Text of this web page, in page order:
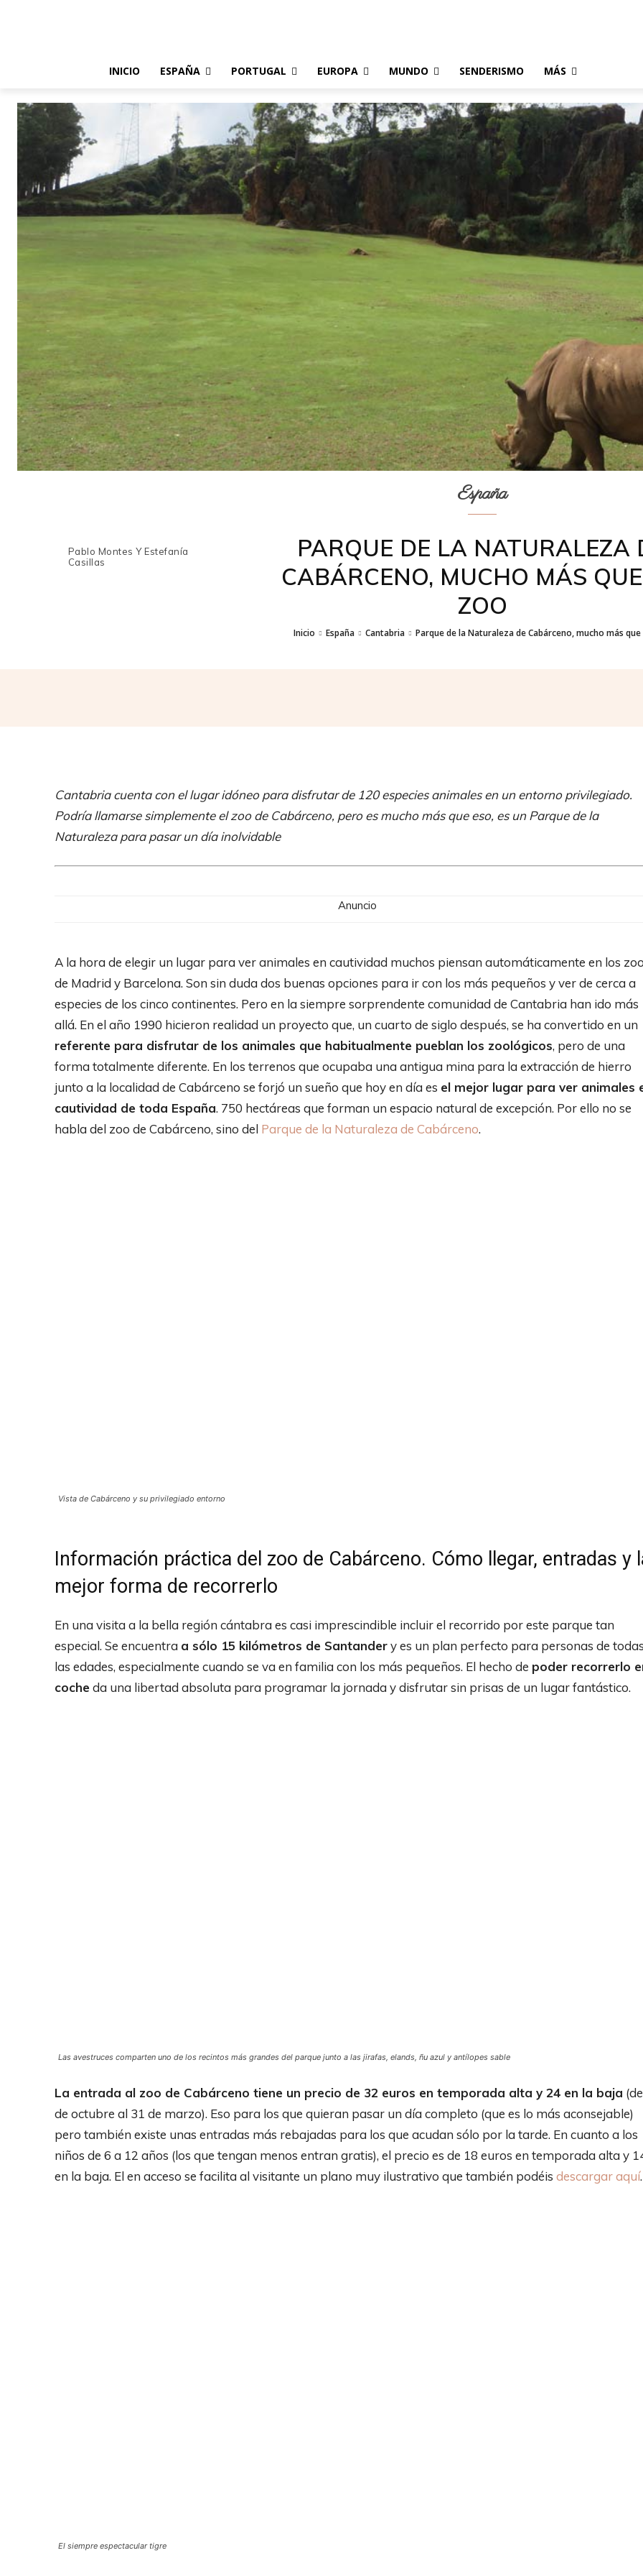
INICIO ESPAÑA PORTUGAL EUROPA MUNDO SENDERISMO MÁS
Pablo Montes Y Estefanía
Casillas
España
PARQUE DE LA NATURALEZA
CABÁRCENO, MUCHO MÁS
ZOO
Inicio España Cantabria Parque de la Naturaleza de Cabárceno, mucho más
Cantabria cuenta con el lugar idóneo para disfrutar de 120 especies animales en un entorno privilegiado.
Podría llamarse simplemente el zoo de Cabárceno, pero es mucho más que eso, es un Parque de la
Naturaleza para pasar un día inolvidable
Anuncio
A la hora de elegir un lugar para ver animales en cautividad muchos piensan automáticamente en los
de Madrid y Barcelona. Son sin duda dos buenas opciones para ir con los más pequeños y ver de cerca a
especies de los cinco continentes. Pero en la siempre sorprendente comunidad de Cantabria han ido más
allá. En el año 1990 hicieron realidad un proyecto que, un cuarto de siglo después, se ha convertido en un
referente para disfrutar de los animales que habitualmente pueblan los zoológicos, pero de una
forma totalmente diferente. En los terrenos que ocupaba una antigua mina para la extracción de hierro
junto a la localidad de Cabárceno se forjó un sueño que hoy en día es el mejor lugar para ver animales
cautividad de toda España. 750 hectáreas que forman un espacio natural de excepción. Por ello no se
habla del zoo de Cabárceno, sino del Parque de la Naturaleza de Cabárceno.
Vista de Cabárceno y su privilegiado entorno
Información práctica del zoo de Cabárceno. Cómo llegar, entradas y
mejor forma de recorrerlo
En una visita a la bella región cántabra es casi imprescindible incluir el recorrido por este parque tan
especial. Se encuentra a sólo 15 kilómetros de Santandery es un plan perfecto para personas de
las edades, especialmente cuando se va en familia con los más pequeños. El hecho de poder recorrerlo
coche da una libertad absoluta para programar la jornada y disfrutar sin prisas de un lugar fantástico.
Las avestruces comparten uno de los recintos más grandes del parque junto a las jirafas, elands, ñu azul y antílopes sable
La entrada al zoo de Cabárceno tiene un precio de 32 euros en temporada alta y 24 en la baja
de octubre al 31 de marzo). Eso para los que quieran pasar un día completo (que es lo más aconsejable)
pero también existe unas entradas más rebajadas para los que acudan sólo por la tarde. En cuanto a los
niños de 6 a 12 años (los que tengan menos entran gratis), el precio es de 18 euros en temporada alta y
en la baja. El en acceso se facilita al visitante un plano muy ilustrativo que también podéis descargar aquí.
El siempre espectacular tigre